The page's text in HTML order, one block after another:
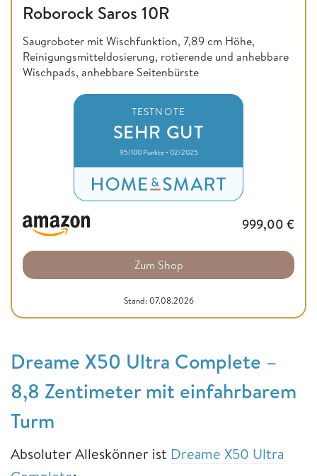
Roborock Saros 10R
Saugroboter mit Wischfunktion, 7,89 cm Höhe,
Reinigungsmitteldosierung, rotierende und anhebbare
Wischpads, anhebbare Seitenbürste
TESTNOTE
SEHR GUT
95/100 Punkte • 02/2025
999,00 €
Zum Shop
Stand: 07.08.2026
Dreame X50 Ultra Complete –
8,8 Zentimeter mit einfahrbarem
Turm
Absoluter Alleskönner ist Dreame X50 Ultra